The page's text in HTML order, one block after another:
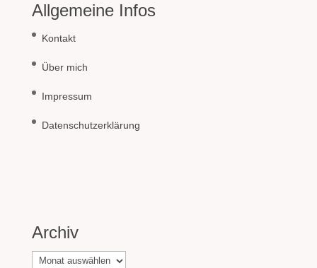
Allgemeine Infos
Kontakt
Über mich
Impressum
Datenschutzerklärung
Archiv
Archiv